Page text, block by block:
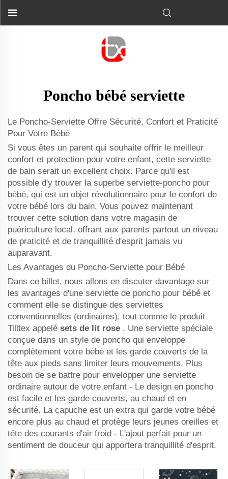
Poncho bébé serviette
Le Poncho-Serviette Offre Sécurité, Confort et Praticité
Pour Votre Bébé
Si vous êtes un parent qui souhaite offrir le meilleur
confort et protection pour votre enfant, cette serviette
de bain serait un excellent choix. Parce qu'il est
possible d'y trouver la superbe serviette-poncho pour
bébé, qui est un objet révolutionnaire pour le confort de
votre bébé lors du bain. Vous pouvez maintenant
trouver cette solution dans votre magasin de
puériculture local, offrant aux parents partout un niveau
de praticité et de tranquillité d'esprit jamais vu
auparavant.
Les Avantages du Poncho-Serviette pour Bébé
Dans ce billet, nous allons en discuter davantage sur
les avantages d'une serviette de poncho pour bébé et
comment elle se distingue des serviettes
conventionnelles (ordinaires), tout comme le produit
Tilltex appelé sets de lit rose . Une serviette spéciale
conçue dans un style de poncho qui enveloppe
complètement votre bébé et les garde couverts de la
tête aux pieds sans limiter leurs mouvements. Plus
besoin de se battre pour envelopper une serviette
ordinaire autour de votre enfant - Le design en poncho
est facile et les garde couverts, au chaud et en
sécurité. La capuche est un extra qui garde votre bébé
encore plus au chaud et protège leurs jeunes oreilles et
tête des courants d'air froid - L'ajout parfait pour un
sentiment de douceur qui apportera tranquillité d'esprit.